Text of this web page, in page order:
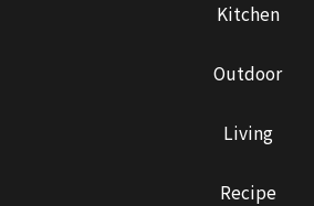
Kitchen
Outdoor
Living
Recipe